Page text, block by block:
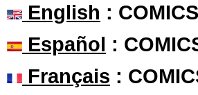
English :
Español :
Français :